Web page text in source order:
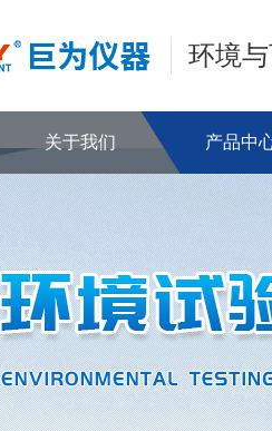
环境
关于我们 产品中